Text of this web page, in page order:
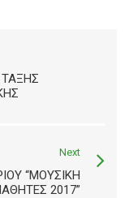
Next
“ΜΟΥΣΙΚΗ
2017”